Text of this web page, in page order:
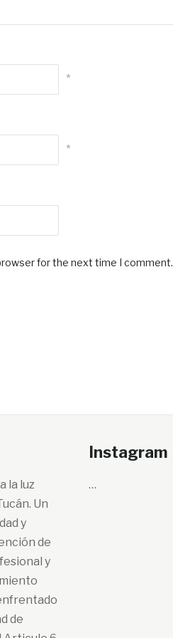
*
*
for the next time I comment.
la luz
Un
y
de
y
de
Instagram
…